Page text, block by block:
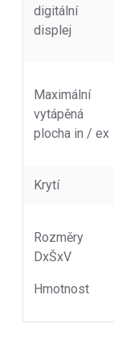
digitální
displej
Maximální
vytápěná
plocha in / ex
Krytí
Rozměry
DxŠxV
Hmotnost